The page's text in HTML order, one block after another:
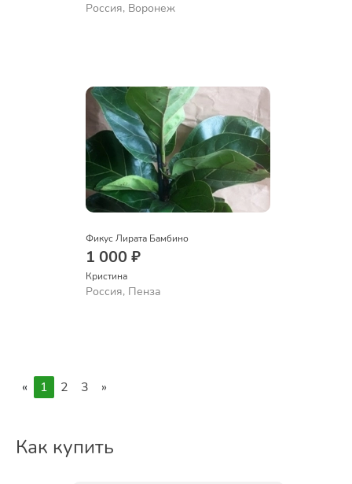
Россия, Воронеж
Фикус Лирата Бамбино
1 000 ₽
Кристина
Россия, Пенза
« 1 2 3 »
Как купить